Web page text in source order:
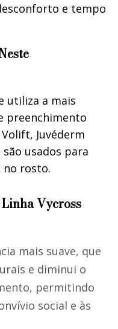
e tempo
utiliza a mais
preenchimento
Juvéderm
usados para
no rosto.
Linha Vycross
mais suave, que
e diminui o
permitindo
social e às